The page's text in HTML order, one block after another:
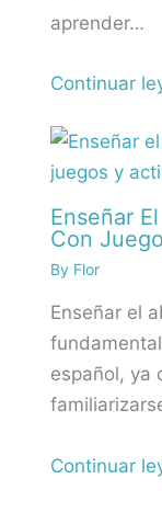
aprender…
Continuar
Enseñar
Con
By Flor
Enseñar el
español, ya
Continuar